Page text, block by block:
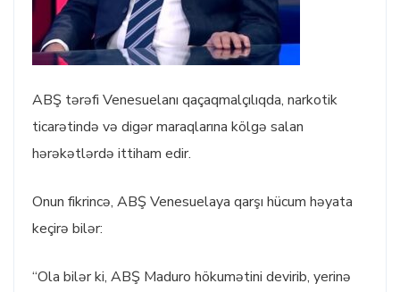
ABŞ tərəfi Venesuelanı qaçaqmalçılıqda, narkotik
ticarətində və digər maraqlarına kölgə salan
hərəkətlərdə ittiham edir.
Onun fikrincə, ABŞ Venesuelaya qarşı hücum həyata
keçirə bilər:
“Ola bilər ki, ABŞ Maduro hökumətini devirib, yerinə